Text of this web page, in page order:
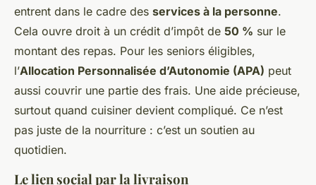
entrent dans le cadre des services à la personne.
Cela ouvre droit à un crédit d’impôt de 50 % sur le
montant des repas. Pour les seniors éligibles,
l’Allocation Personnalisée d’Autonomie (APA) peut
aussi couvrir une partie des frais. Une aide précieuse,
surtout quand cuisiner devient compliqué. Ce n’est
pas juste de la nourriture : c’est un soutien au
quotidien.
Le lien social par la livraison